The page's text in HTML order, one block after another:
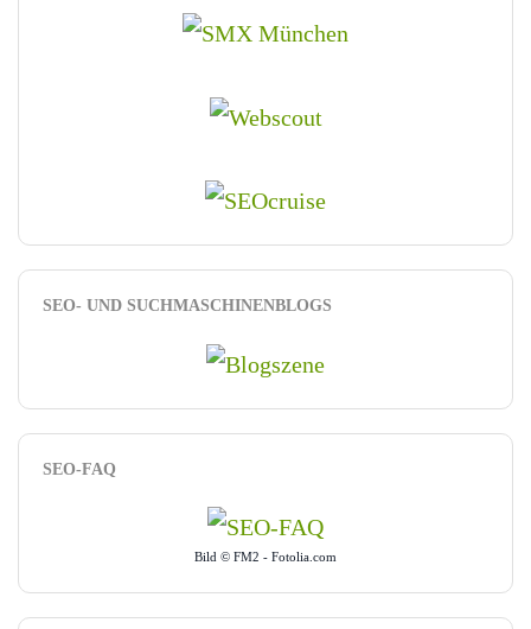
SEO- UND SUCHMASCHINENBLOGS
SEO-FAQ
Bild © FM2 - Fotolia.com